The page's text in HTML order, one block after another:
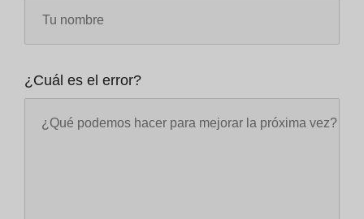
¿Cuál es el error?